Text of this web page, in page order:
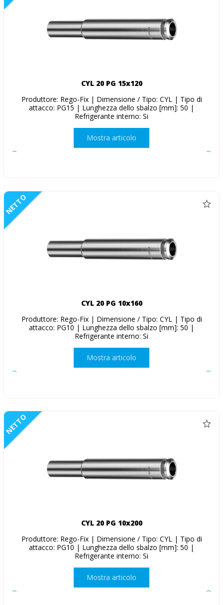
CYL 20 PG 15x120
Produttore: Rego-Fix | Dimensione / Tipo: CYL | Tipo di
attacco: PG15 | Lunghezza dello sbalzo [mm]: 50 |
Refrigerante interno: Si
Mostra articolo
NETTO
CYL 20 PG 10x160
Produttore: Rego-Fix | Dimensione / Tipo: CYL | Tipo di
attacco: PG10 | Lunghezza dello sbalzo [mm]: 50 |
Refrigerante interno: Si
Mostra articolo
NETTO
CYL 20 PG 10x200
Produttore: Rego-Fix | Dimensione / Tipo: CYL | Tipo di
attacco: PG10 | Lunghezza dello sbalzo [mm]: 50 |
Refrigerante interno: Si
Mostra articolo